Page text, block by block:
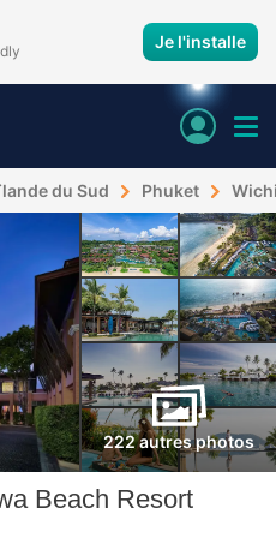
Je l'installe
du Sud Phuket
222 autres photos
Beach Resort